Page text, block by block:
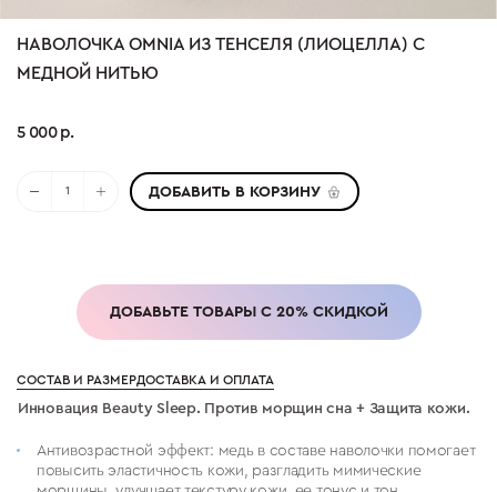
НАВОЛОЧКА OMNIA ИЗ ТЕНСЕЛЯ (ЛИОЦЕЛЛА) С
МЕДНОЙ НИТЬЮ
Инновация Beauty Sleep. Против морщин сна + Защита кожи.
Антивозрастной эффект: медь в составе наволочки помогает
повысить эластичность кожи, разгладить мимические
морщины, улучшает текстуру кожи, ее тонус и тон.
5 000 р.
ДОБАВЬТЕ ТОВАРЫ С 20% СКИДКОЙ